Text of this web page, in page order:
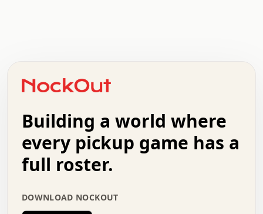
+   .   .   .   .   .   .   .   .   .   +   .   .
.   .   .   .   .   .   .   .   .   .   .   :   .
.   .   .   .   +   .   .   .   .   .   .   .   +
.   :   .   .   .   .   .   .   .   .   o   .   .
.   .   x   .   .   .   .   .   .   :   .   .   o
.   .   .   .   :   .   .   .   .   o   .   .   .
.   .   .   .   .   .   .   :   .   .   .   .   .
.   .   .   .   .   .   .   +   .   .   x   .   .
Building a world where
every pickup game has a
full roster.
DOWNLOAD NOCKOUT